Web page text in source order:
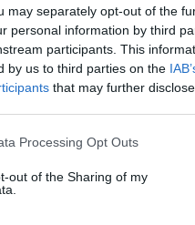
may separately opt-out of the
personal information by third
participants. This
by us to third parties on the
that may further
this website/app uses one or
visit or usage behaviour. You
to Google and its third-party
below specified purposes in
Processing Opt Outs
out of the Sharing of my